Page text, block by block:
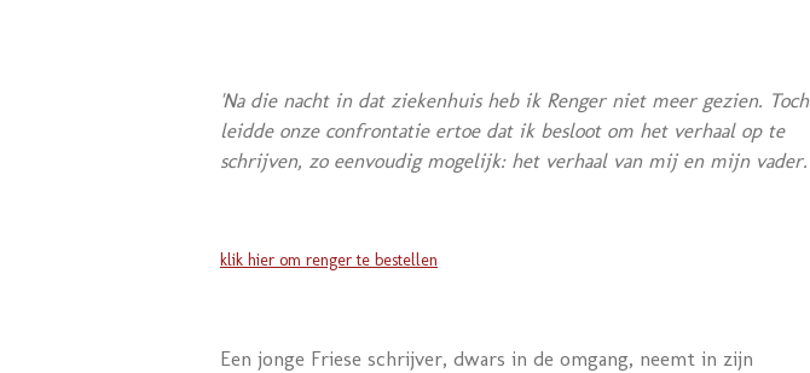
'Na die nacht in dat ziekenhuis heb ik Renger niet meer gezien. Toch
leidde onze confrontatie ertoe dat ik besloot om het verhaal op te
schrijven, zo eenvoudig mogelijk: het verhaal van mij en mijn vader.'
klik hier om renger te bestellen
Een jonge Friese schrijver, dwars in de omgang, neemt in zijn